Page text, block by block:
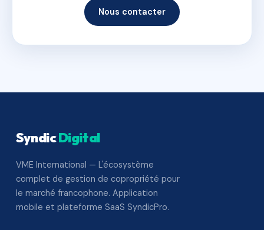
Nous contacter
SyndicDigital
VME International — L'écosystème
complet de gestion de copropriété pour
le marché francophone. Application
mobile et plateforme SaaS SyndicPro.